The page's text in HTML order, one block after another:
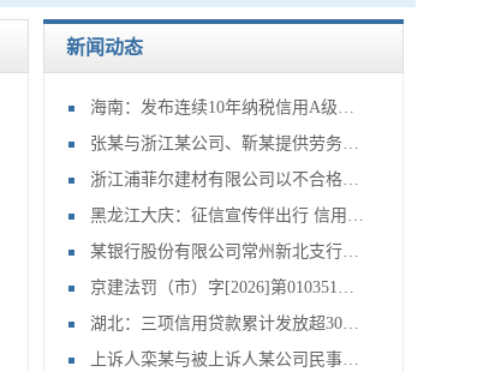
新闻动态
海南：发布连续10年纳税信用A级企业名单，将享绿色通道等激励措施
张某与浙江某公司、靳某提供劳务者致害责任纠纷申请再审审查一案
浙江浦菲尔建材有限公司以不合格产品冒充合格产品案
黑龙江大庆：征信宣传伴出行 信用大庆谱新篇
某银行股份有限公司常州新北支行、常州某公司,文某,文某等金融借款合同纠纷一案
京建法罚（市）字[2026]第010351号：北京首钢建设集团有限公司
湖北：三项信用贷款累计发放超3000亿
上诉人栾某与被上诉人某公司民事主体间房屋拆迁补偿合同纠纷上诉案申请再审审查一案